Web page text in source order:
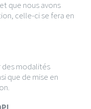
que nous avons
celle-ci se fera en
des modalités
que de mise en